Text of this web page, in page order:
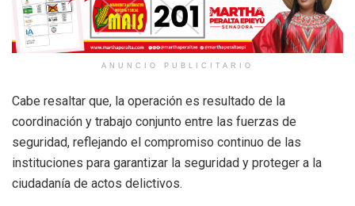
ANUNCIO PUBLICITARIO
Cabe resaltar que, la operación es resultado de la
coordinación y trabajo conjunto entre las fuerzas de
seguridad, reflejando el compromiso continuo de las
instituciones para garantizar la seguridad y proteger a la
ciudadanía de actos delictivos.